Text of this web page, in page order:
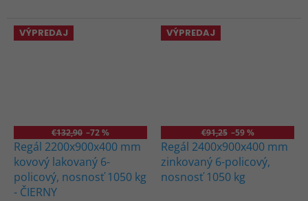
VÝPREDAJ
€132,90 –72 %
Regál 2200x900x400 mm
kovový lakovaný 6-
policový, nosnosť 1050 kg
- ČIERNY
VÝPREDAJ
€91,25 –59 %
Regál 2400x900x400 mm
zinkovaný 6-policový,
nosnosť 1050 kg